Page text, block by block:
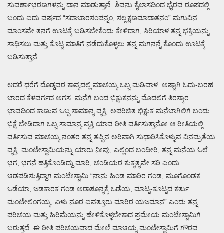
ಸುವರ್ಣಾಭರಣಗಳನ್ನು ದಾನ ಮಾಡುತ್ತಾನೆ. ಶಿವನು ಕೈಲಾಸದಿಂದ ಭೈರವ ರೂಪದಲ್ಲಿ
ಬಂದು ಐದು ವರ್ಷದ “ಸದಾಚಾರಸಂಪನ್ನಂ, ಸಲ್ಲಕ್ಷಣಮಾದಾತನಂ” ಮಗುವಿನ
ಮಾಂಸವೇ ತನಗೆ ಊಟಕ್ಕೆ ಬಡಿಸಬೇಕೆಂದು ಕೇಳಿದಾಗ, ಸಿರಿಯಾಳ ತನ್ನ ಭಕ್ತಿಯನ್ನು
ಸಾಧಿಸಲು ಮತ್ತು ಕೊಟ್ಟ ಮಾತಿಗೆ ನಡೆದುಕೊಳ್ಳಲು ತನ್ನ ಮಗನನ್ನೆ ಕೊಂದು ಊಟಕ್ಕೆ
ಬಡಿಸುತ್ತಾನೆ.
ಆದರೆ ಧರೆಗೆ ದೊಡ್ಡವರ ಕಾವ್ಯದಲ್ಲಿ ಮಾಚಯ್ಯ ಒಬ್ಬ ಮಡಿವಾಳ. ಅಷ್ಟಾಗಿ ಓದು-ಬರಹ
ಬಾರದ ಕೆಳವರ್ಗದ ಅಗಸ. ಮನೆಗೆ ಬಂದ ಭಿಕ್ಷುಕನನ್ನು ಮೊದಲಿಗೆ ತಿರಸ್ಕಾರ
ಭಾವದಿಂದ ಕಾಣುವ ಒಬ್ಬ ಸಾಮಾನ್ಯ ವ್ಯಕ್ತಿ. ಅಪರಿಚಿತ ಭಿಕ್ಷುಕ ಮನೆಬಾಗಿಲಿಗೆ ಬಂದು
ಭಿಕ್ಷೆ ಬೇಡಿದಾಗ ಒಬ್ಬ ಸಾಮಾನ್ಯ ವ್ಯಕ್ತಿ ಯಾವ ರೀತಿ ವರ್ತಿಸುತ್ತಾನೋ ಆ ರೀತಿಯಲ್ಲಿ
ವರ್ತಿಸುವ ಮಾಚಯ್ಯ ನಂತರ ತನ್ನ ತಪ್ಪಿನ ಅರಿವಾಗಿ ಸುಧಾರಿಸಿಕೊಳ್ಳುವ ವಿನಮ್ರತೆಯ
ವ್ಯಕ್ತಿ. ಮಂಟೇಸ್ವಾಮಿಯನ್ನು ಯಾರು ನೀವು, ಎಲ್ಲಿಂದ ಬಂದೀರಿ, ತನ್ನ ಮನೆಯ ಓಲೆ
ಭಗ, ಭಗನೆ ಹತ್ತಿಕೊಂಡಿದ್ದು ಮಾರಿ, ಚಂಡಿಯರ ಕುಕೃತ್ಯವೇ ಸರಿ ಎಂದು
ಚಡಪಡಿಸುತ್ತಿದ್ದಾಗ ಮಂಟೇಸ್ವಾಮಿ “ನಾನು ಹಿಂಡ ಮಾರಿರ ಗಂಡ, ಮೂಗೊಂಡಕ
ಒಡೆಯಾ, ಜಡಕಾರಕ ಗಂಡ ಅರಾಶೂನ್ಯಕ್ಕೆ ಒಡೆಯ, ಮಾಟ್ನ-ಕೂಟ್ನದ ಕರ್ತು
ಮಂಟೇಲಿಂಗಯ್ಯ, ಏಳು ನೂರ ಐವತ್ತೂರು ಮಾರಿರ ಯಜಮಾನ” ಎಂದು ತನ್ನ
ಪರಿಚಯ ಮತ್ತು ಹಿರಿಮೆಯನ್ನು ಹೇಳಿಕೊಳ್ಳಬೇಕಾದ ಪ್ರಮೇಯ ಮಂಟೇಸ್ವಾಮಿಗೆ
ಬರುತ್ತದೆ. ಈ ರೀತಿ ಪರಿಚಯವಾದ ಮೇಲೆ ಮಾಚಯ್ಯ ಮಂಟೇಸ್ವಾಮಿಗೆ ಗೌರವ